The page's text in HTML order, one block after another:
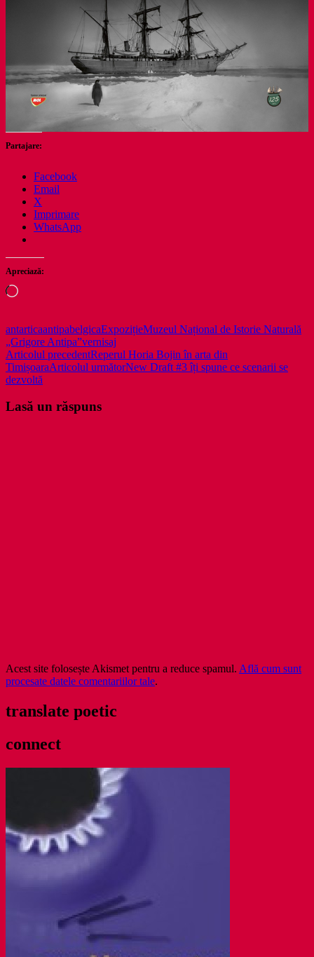
Partajare:
Facebook
Email
X
Imprimare
WhatsApp
Apreciază:
Încarc...
antarticaantipabelgicaExpozițieMuzeul Național de Istorie Naturală
„Grigore Antipa”vernisaj
Navigare
în
Articolul precedentReperul Horia Bojin în arta din
TimișoaraArticolul următorNew Draft #3 îți spune ce scenarii se
dezvoltă
Lasă un răspuns
Acest site folosește Akismet pentru a reduce spamul. Află cum sunt
procesate datele comentariilor tale.
translate poetic
connect